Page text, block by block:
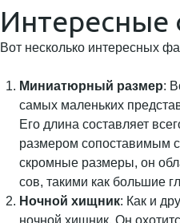
Интересные
Вот несколько интересных
Миниатюрный размер:
самых маленьких
Его длина составляет
размером сопоставимым
скромные размеры, он
сов, такими как большие
Ночной хищник: Как и
ночной хищник. Он